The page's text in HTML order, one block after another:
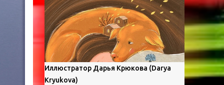
спускаются на утес.В ноябре 2016 года
плетеные лестницы в деревне Клифф
были заменены стальными лестницами
с защитными перилами, и
передвижение детей и жителей деревни
было улучшено. Подъем от подножия
горы до вершины занимает до 4 часов.
Иллюстратор Дарья Крюкова (Darya
Kryukova)